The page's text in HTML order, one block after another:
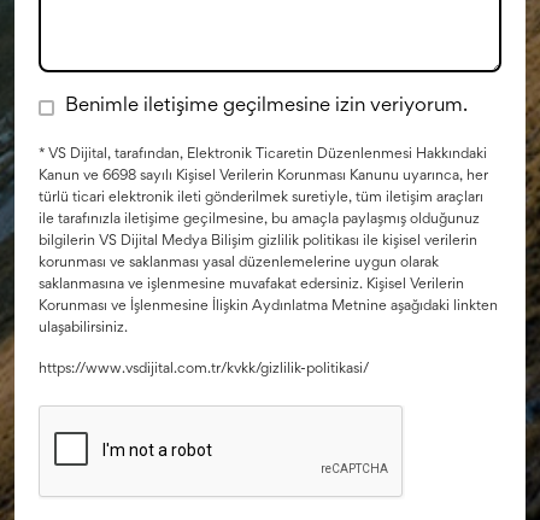
Benimle iletişime geçilmesine izin veriyorum.
* VS Dijital, tarafından, Elektronik Ticaretin Düzenlenmesi Hakkındaki
Kanun ve 6698 sayılı Kişisel Verilerin Korunması Kanunu uyarınca, her
türlü ticari elektronik ileti gönderilmek suretiyle, tüm iletişim araçları
ile tarafınızla iletişime geçilmesine, bu amaçla paylaşmış olduğunuz
bilgilerin VS Dijital Medya Bilişim gizlilik politikası ile kişisel verilerin
korunması ve saklanması yasal düzenlemelerine uygun olarak
saklanmasına ve işlenmesine muvafakat edersiniz. Kişisel Verilerin
Korunması ve İşlenmesine İlişkin Aydınlatma Metnine aşağıdaki linkten
ulaşabilirsiniz.
https://www.vsdijital.com.tr/kvkk/gizlilik-politikasi/